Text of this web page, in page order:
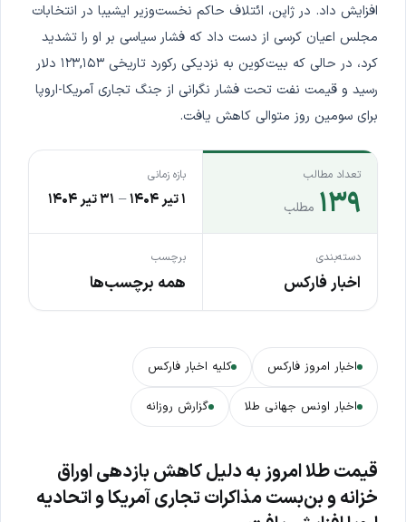
افزایش داد. در ژاپن، ائتلاف حاکم نخست‌وزیر ایشیبا در انتخابات
مجلس اعیان کرسی از دست داد که فشار سیاسی بر او را تشدید
کرد، در حالی که بیت‌کوین به نزدیکی رکورد تاریخی ۱۲۳,۱۵۳ دلار
رسید و قیمت نفت تحت فشار نگرانی از جنگ تجاری آمریکا-اروپا
برای سومین روز متوالی کاهش یافت.
تعداد مطالب
۱۳۹ مطلب
بازه زمانی
۱ تیر ۱۴۰۴ – ۳۱ تیر ۱۴۰۴
دسته‌بندی
اخبار فارکس
برچسب
همه برچسب‌ها
اخبار امروز فارکس کلیه اخبار فارکس
اخبار اونس جهانی طلا گزارش روزانه
قیمت طلا امروز به دلیل کاهش بازدهی اوراق
خزانه و بن‌بست مذاکرات تجاری آمریکا و اتحادیه